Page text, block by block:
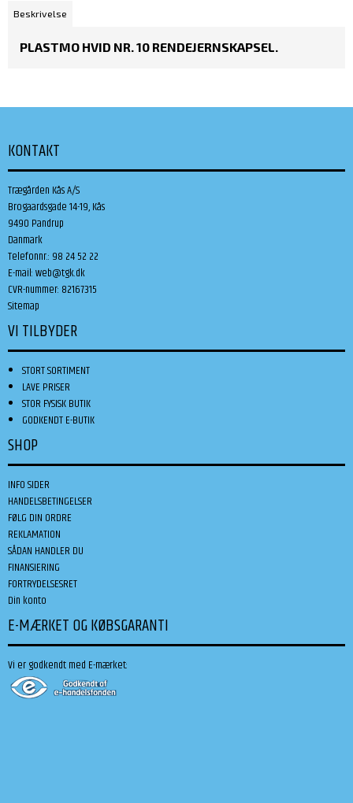
Beskrivelse
PLASTMO HVID NR. 10 RENDEJERNSKAPSEL.
KONTAKT
Trægården Kås A/S
Brogaardsgade 14-19, Kås
9490 Pandrup
Danmark
Telefonnr.: 98 24 52 22
E-mail:web@tgk.dk
CVR-nummer: 82167315
Sitemap
VI TILBYDER
STORT SORTIMENT
LAVE PRISER
STOR FYSISK BUTIK
GODKENDT E-BUTIK
SHOP
INFO SIDER
HANDELSBETINGELSER
FØLG DIN ORDRE
REKLAMATION
SÅDAN HANDLER DU
FINANSIERING
FORTRYDELSESRET
Din konto
E-MÆRKET OG KØBSGARANTI
Vi er godkendt med E-mærket: